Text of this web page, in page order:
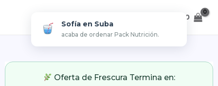
0
Oferta de Frescura Termina en:
Sofía en Suba
acaba de ordenar Pack Nutrición.